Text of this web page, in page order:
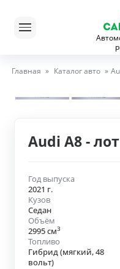
Главная » Каталог авто »
Audi A8 -
Год выпуска
2021 г.
Кузов
Седан
Объём
2995 см3
Топливо
Гибрид (мягкий, 48
вольт)